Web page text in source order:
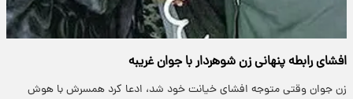
افشای رابطه پنهانی زن شوهردار با جوان غریبه
زن جوان وقتی متوجه افشای خیانت خود شد، ادعا کرد همسرش با هوش